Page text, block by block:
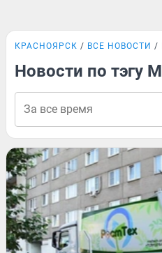
КРАСНОЯРСК ВСЕ НОВОСТИ
Новости по тэгу